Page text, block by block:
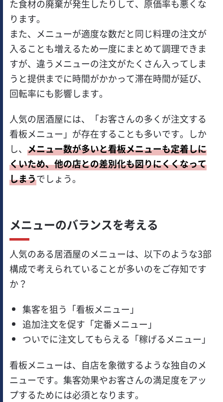
た食材の廃棄が発生したりして、原価率も悪くな
ります。
また、メニューが適度な数だと同じ料理の注文が
入ることも増えるため一度にまとめて調理できま
すが、違うメニューの注文がたくさん入ってしま
うと提供までに時間がかかって滞在時間が延び、
回転率にも影響します。
人気の居酒屋には、「お客さんの多くが注文する
看板メニュー」が存在することも多いです。しか
し、メニュー数が多いと看板メニューも定着しに
くいため、他の店との差別化も図りにくくなって
しまうでしょう。
メニューのバランスを考える
人気のある居酒屋のメニューは、以下のような3部
構成で考えられていることが多いのをご存知です
か？
集客を狙う「看板メニュー」
追加注文を促す「定番メニュー」
ついでに注文してもらえる「稼げるメニュー」
看板メニューは、自店を象徴するような独自のメ
ニューです。集客効果やお客さんの満足度をアッ
プするためには必須となります。